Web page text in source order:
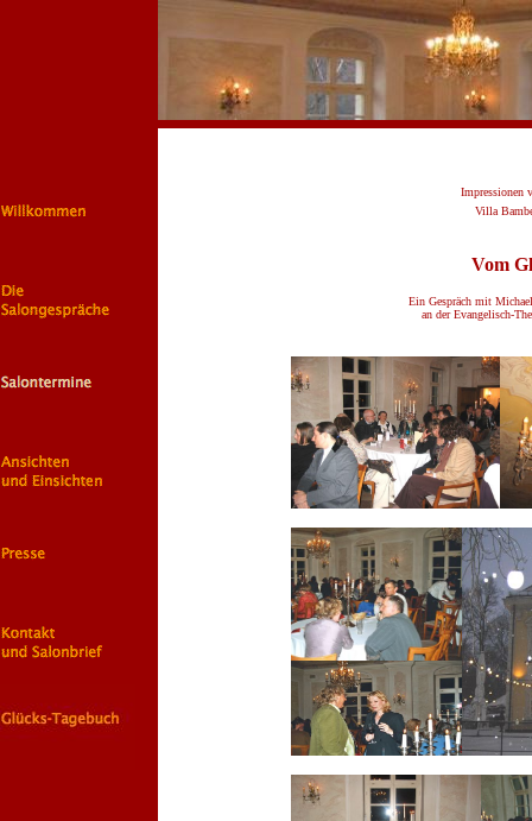
Impressionen
Villa
Vom
Ein Gespräch mit
an der Evangelisch-